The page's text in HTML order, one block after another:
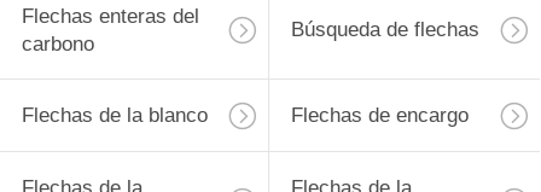
Accesorios de arco
Flechas enteras del
carbono
Búsqueda de flechas
Flechas de la blanco Flechas de encargo